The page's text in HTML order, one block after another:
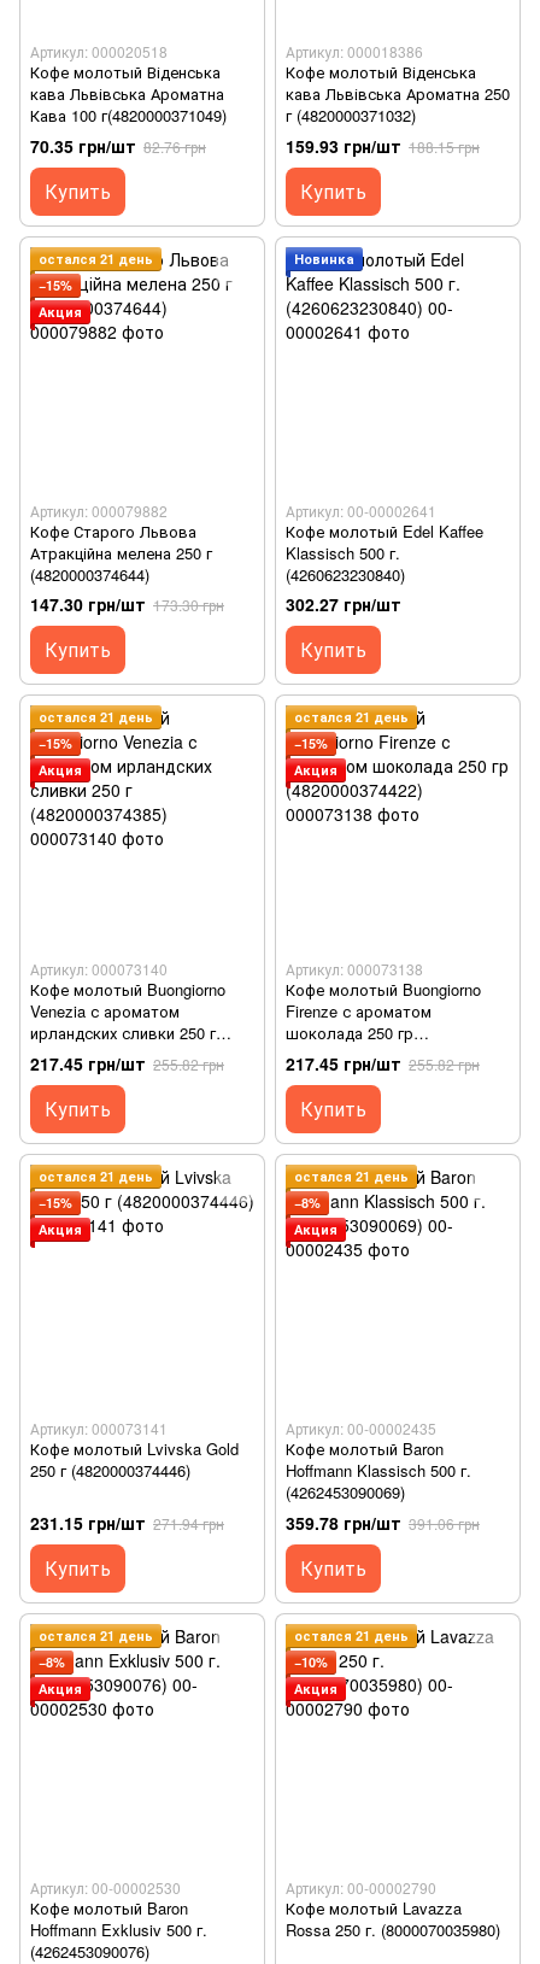
Артикул: 000020518
Кофе молотый Віденська
кава Львівська Ароматна
Кава 100 г(4820000371049)
70.35 грн/шт 82.76 грн
Купить
Артикул: 000018386
Кофе молотый Віденська
кава Львівська Ароматна 250
г (4820000371032)
159.93 грн/шт 188.15 грн
Купить
остался 21 день
−15%
Акция
Артикул: 000079882
Кофе Старого Львова
Атракційна мелена 250 г
(4820000374644)
147.30 грн/шт 173.30 грн
Купить
Новинка
Артикул: 00-00002641
Кофе молотый Edel Kaffee
Klassisch 500 г.
(4260623230840)
302.27 грн/шт
Купить
остался 21 день
−15%
Акция
Артикул: 000073140
Кофе молотый Buongiorno
Venezia с ароматом
ирландских сливки 250 г
(4820000374385)
217.45 грн/шт 255.82 грн
Купить
остался 21 день
−15%
Акция
Артикул: 000073138
Кофе молотый Buongiorno
Firenze с ароматом
шоколада 250 гр
(4820000374422)
217.45 грн/шт 255.82 грн
Купить
остался 21 день
−15%
Акция
Артикул: 000073141
Кофе молотый Lvivska Gold
250 г (4820000374446)
231.15 грн/шт 271.94 грн
Купить
остался 21 день
−8%
Акция
Артикул: 00-00002435
Кофе молотый Baron
Hoffmann Klassisch 500 г.
(4262453090069)
359.78 грн/шт 391.06 грн
Купить
остался 21 день
−8%
Акция
Артикул: 00-00002530
Кофе молотый Baron
Hoffmann Exklusiv 500 г.
(4262453090076)
остался 21 день
−10%
Акция
Артикул: 00-00002790
Кофе молотый Lavazza
Rossa 250 г. (8000070035980)